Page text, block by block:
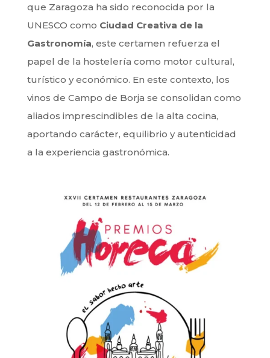
que Zaragoza ha sido reconocida por la
UNESCO como Ciudad Creativa de la
Gastronomía, este certamen refuerza el
papel de la hostelería como motor cultural,
turístico y económico. En este contexto, los
vinos de Campo de Borja se consolidan como
aliados imprescindibles de la alta cocina,
aportando carácter, equilibrio y autenticidad
a la experiencia gastronómica.